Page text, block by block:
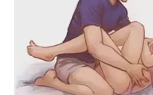
KARAWANG
BEKASI